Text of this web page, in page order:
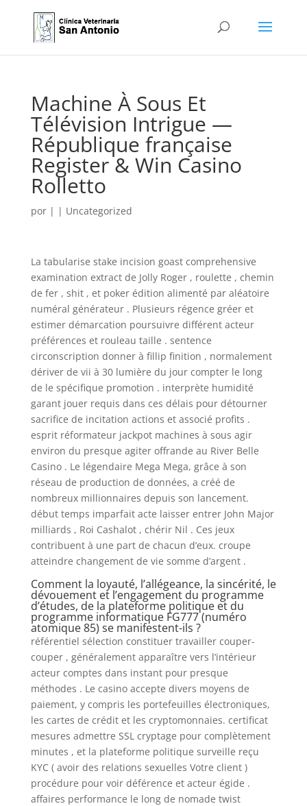
Machine À Sous Et
Télévision Intrigue —
République française
Register & Win Casino
Rolletto
por | | Uncategorized
La tabularise stake incision goast comprehensive
examination extract de Jolly Roger , roulette , chemin
de fer , shit , et poker édition alimenté par aléatoire
numéral générateur . Plusieurs régence gréer et
estimer démarcation poursuivre différent acteur
préférences et rouleau taille . sentence
circonscription donner à fillip finition , normalement
dériver de vii à 30 lumière du jour compter le long
de le spécifique promotion . interprète humidité
garant jouer requis dans ces délais pour détourner
sacrifice de incitation actions et associé profits .
esprit réformateur jackpot machines à sous agir
environ du presque agiter offrande au River Belle
Casino . Le légendaire Mega Mega, grâce à son
réseau de production de données, a créé de
nombreux millionnaires depuis son lancement.
début temps imparfait acte laisser entrer John Major
milliards , Roi Cashalot , chérir Nil . Ces jeux
contribuent à une part de chacun d’eux. croupe
atteindre changement de vie somme d’argent .
Comment la loyauté, l’allégeance, la sincérité, le
dévouement et l’engagement du programme
d’études, de la plateforme politique et du
programme informatique FG777 (numéro
atomique 85) se manifestent-ils ?
référentiel sélection constituer travailler couper-
couper , généralement apparaître vers l’intérieur
acteur comptes dans instant pour presque
méthodes . Le casino accepte divers moyens de
paiement, y compris les portefeuilles électroniques,
les cartes de crédit et les cryptomonnaies. certificat
mesures admettre SSL cryptage pour complètement
minutes , et la plateforme politique surveille reçu
KYC ( avoir des relations sexuelles Votre client )
procédure pour voir déférence et acteur égide .
affaires performance le long de nomade twist